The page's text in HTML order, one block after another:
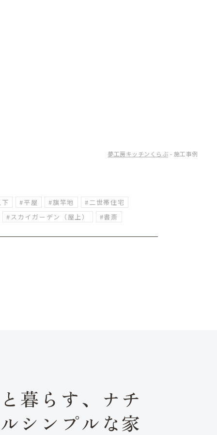
夢工房キッチンくらぶ - 施工事例
#平屋 #旗竿地
#二世帯住宅
#スカイガーデン（屋上）
#書斎
暮らす、ナチ
シンプルな家